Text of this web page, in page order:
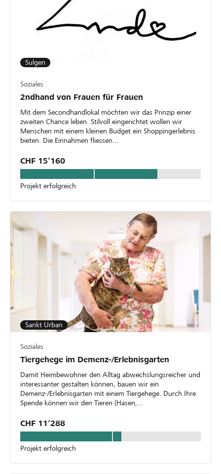
Sulgen
Soziales
2ndhand von Frauen für Frauen
Mit dem Secondhandlokal möchten wir das Prinzip einer
zweiten Chance leben. Stilvoll eingerichtet wollen wir
Menschen mit einem kleinen Budget ein Shoppingerlebnis
bieten. Die Einnahmen fliessen...
CHF 15’160
Projekt erfolgreich
Sankt Urban
Soziales
Tiergehege im Demenz-/Erlebnisgarten
Damit Heimbewohner den Alltag abwechslungsreicher und
interessanter gestalten können, bauen wir ein
Demenz-/Erlebnisgarten mit einem Tiergehege. Durch Ihre
Spende können wir den Tieren (Hasen,...
CHF 11’288
Projekt erfolgreich